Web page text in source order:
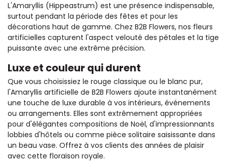
L'Amaryllis (Hippeastrum) est une présence indispensable,
surtout pendant la période des fêtes et pour les
décorations haut de gamme. Chez B2B Flowers, nos fleurs
artificielles capturent l'aspect velouté des pétales et la tige
puissante avec une extrême précision.
Luxe et couleur qui durent
Que vous choisissiez le rouge classique ou le blanc pur,
l'Amaryllis artificielle de B2B Flowers ajoute instantanément
une touche de luxe durable à vos intérieurs, événements
ou arrangements. Elles sont extrêmement appropriées
pour d'élégantes compositions de Noël, d'impressionnants
lobbies d'hôtels ou comme pièce solitaire saisissante dans
un beau vase. Offrez à vos clients des années de plaisir
avec cette floraison royale.